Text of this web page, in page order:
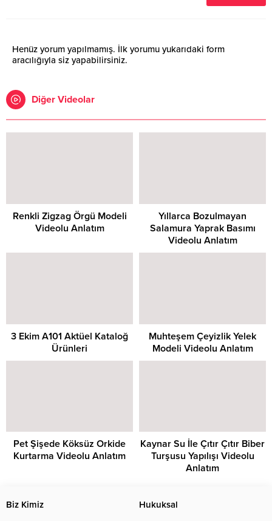
Henüz yorum yapılmamış. İlk yorumu yukarıdaki form
aracılığıyla siz yapabilirsiniz.
Diğer Videolar
Renkli Zigzag Örgü Modeli
Videolu Anlatım
Yıllarca Bozulmayan
Salamura Yaprak Basımı
Videolu Anlatım
3 Ekim A101 Aktüel Kataloğ
Ürünleri
Muhteşem Çeyizlik Yelek
Modeli Videolu Anlatım
Pet Şişede Köksüz Orkide
Kurtarma Videolu Anlatım
Kaynar Su İle Çıtır Çıtır Biber
Turşusu Yapılışı Videolu
Anlatım
Biz Kimiz Hukuksal